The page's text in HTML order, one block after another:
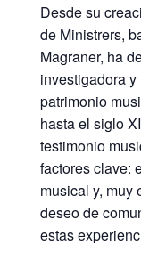
Desde su
de Ministrers,
Magraner, ha
investigadora
patrimonio
hasta el siglo
testimonio
factores clave:
musical y, muy
deseo de
estas